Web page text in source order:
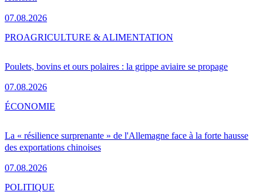
07.08.2026
Poulets, bovins et ours polaires : la grippe aviaire se propage
07.08.2026
PROAGRICULTURE & ALIMENTATION
La « résilience surprenante » de l'Allemagne face à la forte hausse
des exportations chinoises
07.08.2026
ÉCONOMIE
POLITIQUE